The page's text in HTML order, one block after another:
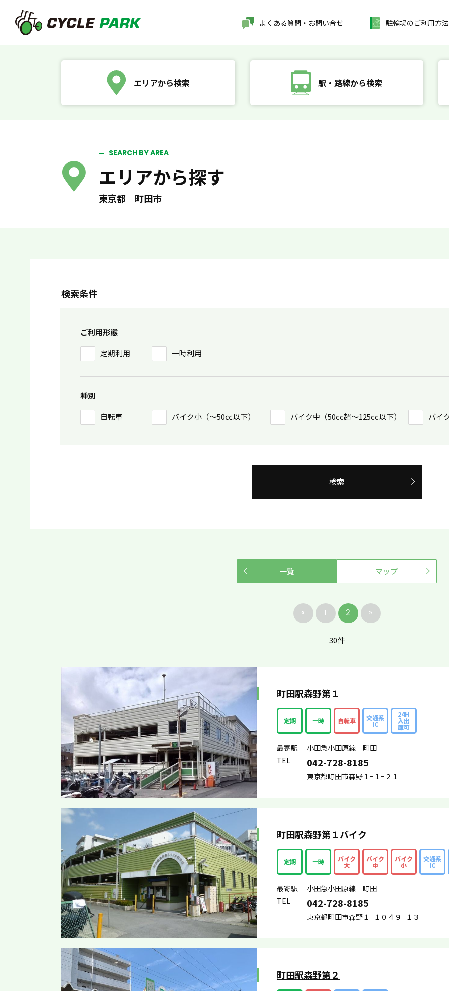
よくある質問・お問い合せ 駐輪場のご利用方法
エリアから検索 駅・路線から検索
SEARCH BY AREA
エリアから探す
東京都 町田市
検索条件
ご利用形態
定期利用
一時利用
種別
自転車
バイク小（〜50㏄以下） バイク中（50cc超〜125cc以下） バイ
検索
一覧 マップ
« 1 2 »
30件
町田駅森野第１
定期 一時 自転車 交通系
IC
24H
入出
庫可
最寄駅
小田急小田原線 町田
TEL
042-728-8185
東京都町田市森野１−１−２１
町田駅森野第１バイク
定期 一時 バイク
大
バイク
中
バイク
小
交通系
IC
最寄駅
小田急小田原線 町田
TEL
042-728-8185
東京都町田市森野１−１０４９−１３
町田駅森野第２